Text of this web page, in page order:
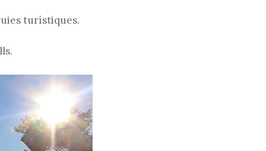
turístiques.